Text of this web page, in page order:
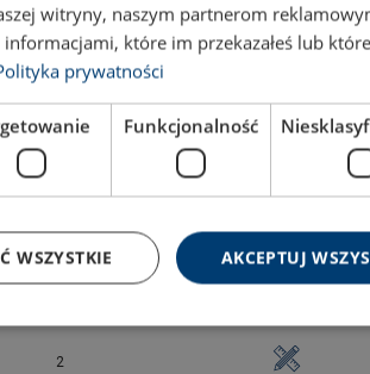
2
2
witryny, naszym partnerom
które im przekazałeś lub
prywatności
Funkcjonalność
AKCEPTUJ
WSZYSTKIE